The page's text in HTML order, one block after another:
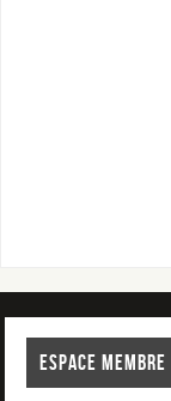
ESPACE MEMBRE